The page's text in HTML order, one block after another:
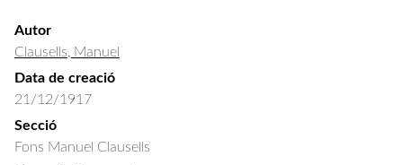
Autor
Clausells, Manuel
Data de creació
21/12/1917
Secció
Fons Manuel Clausells